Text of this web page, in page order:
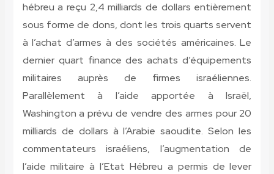
hébreu a reçu 2,4 milliards de dollars entièrement
sous forme de dons, dont les trois quarts servent
à l’achat d’armes à des sociétés américaines. Le
dernier quart finance des achats d’équipements
militaires auprès de firmes israéliennes.
Parallèlement à l’aide apportée à Israël,
Washington a prévu de vendre des armes pour 20
milliards de dollars à l’Arabie saoudite. Selon les
commentateurs israéliens, l’augmentation de
l’aide militaire à l’Etat Hébreu a permis de lever